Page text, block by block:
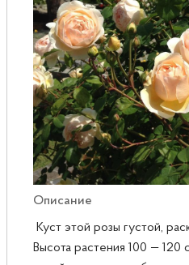
Сирень
Описание
Куст этой розы густой,
Высота растения 100 — 120